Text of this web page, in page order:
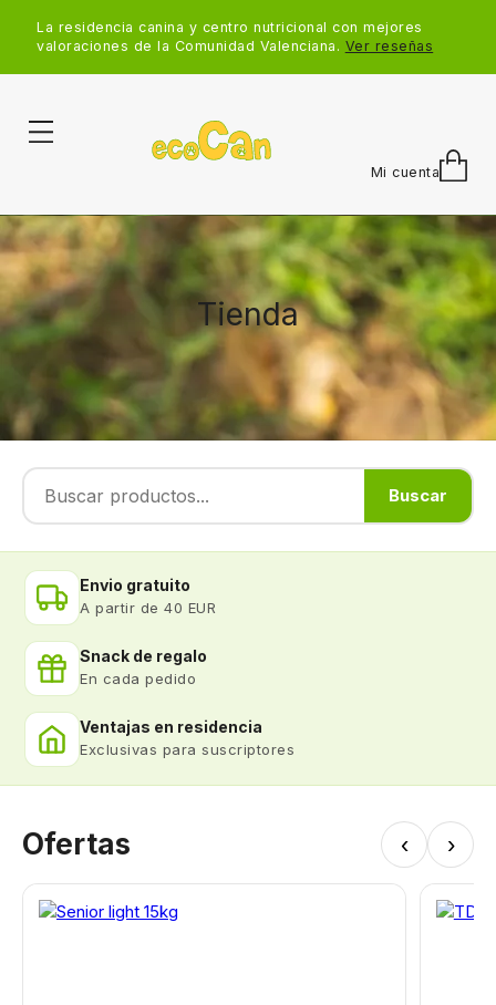
La residencia canina y centro nutricional con mejores
valoraciones de la Comunidad Valenciana. Ver reseñas
Mi cuenta
Tienda
Buscar
Envio gratuito
A partir de 40 EUR
Snack de regalo
En cada pedido
Ventajas en residencia
Exclusivas para suscriptores
Ofertas ‹ ›